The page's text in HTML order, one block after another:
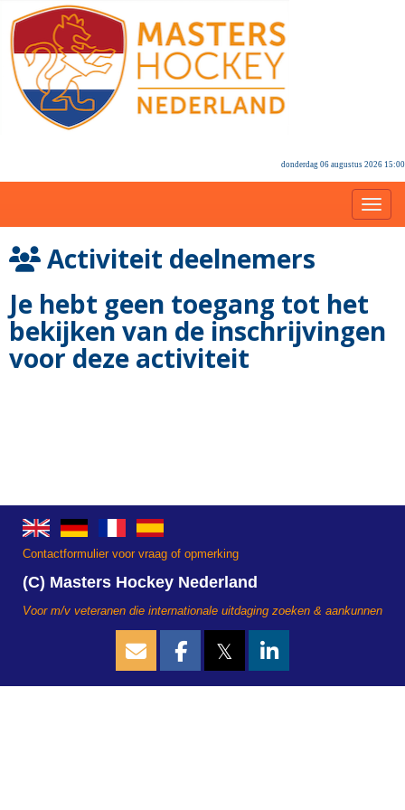
donderdag 06 augustus 2026 15:00
Activiteit deelnemers
Je hebt geen toegang tot het
bekijken van de inschrijvingen
voor deze activiteit
Contactformulier voor vraag of opmerking
(C) Masters Hockey Nederland
Voor m/v veteranen die internationale uitdaging zoeken & aankunnen
𝕏